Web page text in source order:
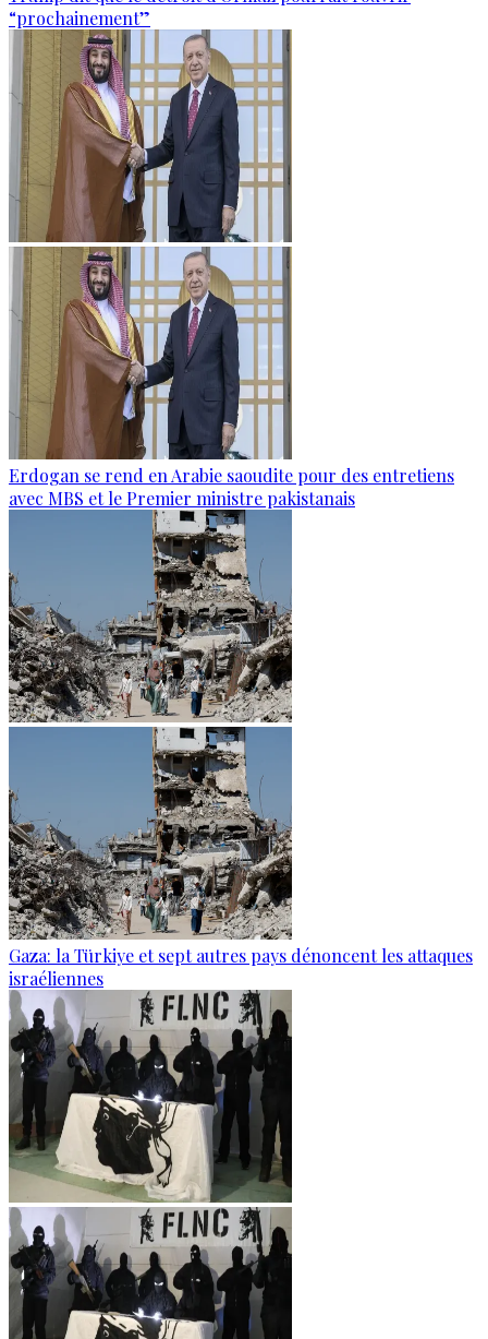
“prochainement”
Erdogan se rend en Arabie saoudite pour des entretiens
avec MBS et le Premier ministre pakistanais
Gaza: la Türkiye et sept autres pays dénoncent les attaques
israéliennes